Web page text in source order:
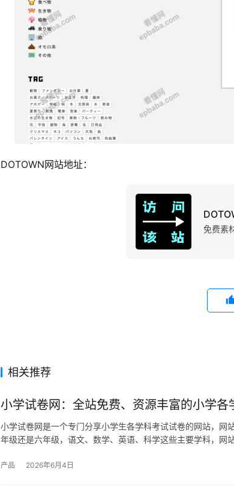
DOTOWN网站地址：
免费素
相关推荐
小学试卷网：全站免费、资源丰富的小学各
小学试卷网是一个专门分享小学生各学科考试试卷的网站，
年级还是六年级，语文、数学、英语、科学这些主要学科，网
产品 2026年6月4日